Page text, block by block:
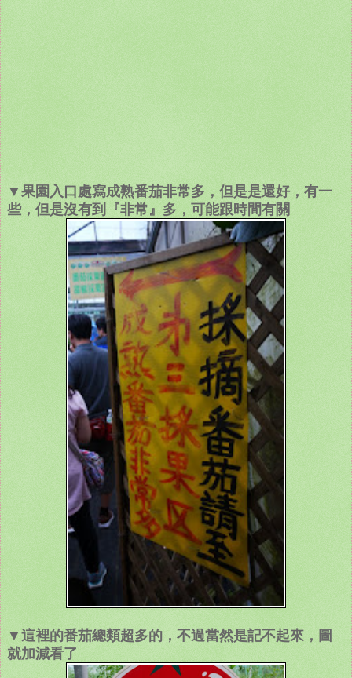
▼果園入口處寫成熟番茄非常多，但是是還好，有一
些，但是沒有到『非常』多，可能跟時間有關
▼這裡的番茄總類超多的，不過當然是記不起來，圖
就加減看了